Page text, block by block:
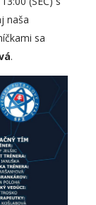
naša
sa
.